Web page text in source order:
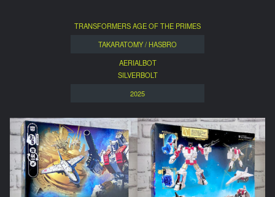
TRANSFORMERS AGE OF THE PRIMES
TAKARATOMY / HASBRO
AERIALBOT
SILVERBOLT
2025